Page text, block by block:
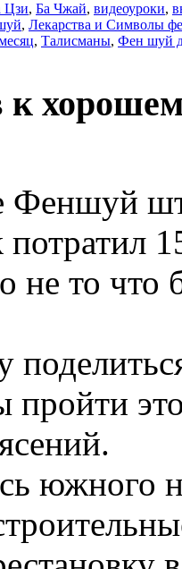
Цзи, Ба Чжай, видеоуроки,
, Лекарства и Символы
, Талисманы, Фен шуй
к
Феншуй
потратил
не то
пройти
южного